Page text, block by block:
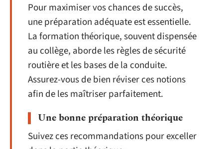
Pour maximiser vos chances de succès,
une préparation adéquate est essentielle.
La formation théorique, souvent dispensée
au collège, aborde les règles de sécurité
routière et les bases de la conduite.
Assurez-vous de bien réviser ces notions
afin de les maîtriser parfaitement.
Une bonne préparation théorique
Suivez ces recommandations pour exceller